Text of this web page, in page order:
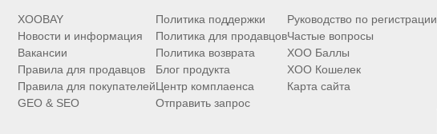
XOOBAY
Новости и информация
Вакансии
Правила для продавцов
Правила для покупателей
GEO & SEO
Политика поддержки
Политика для продавцов
Политика возврата
Блог продукта
Центр комплаенса
Отправить запрос
Руководство по регистрации
Частые вопросы
XOO Баллы
XOO Кошелек
Карта сайта